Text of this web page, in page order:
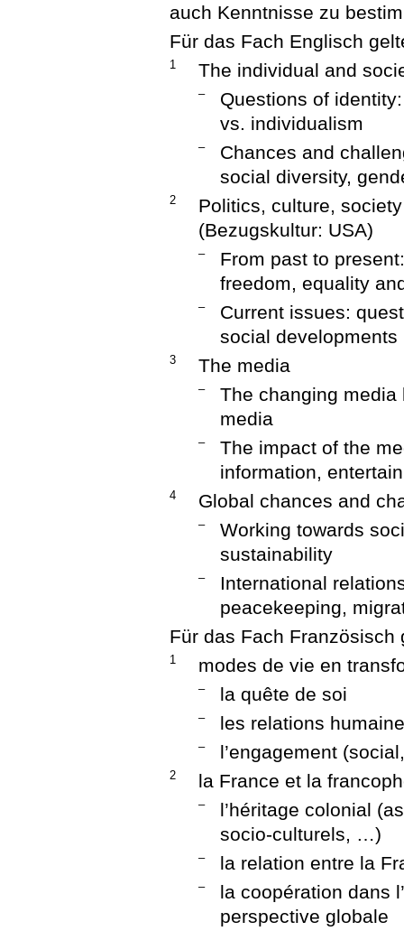
auch Kenntnisse zu
Für das Fach Englisch
1 The individual and
–
Questions of
vs. individualism
–
Chances and
social diversity,
2
Politics, culture,
(Bezugskultur: USA)
–
From past to
freedom, equality
–
Current issues:
social developments
3 The media
–
The changing
media
–
The impact of the
information,
4 Global chances and
–
Working towards
sustainability
–
International
peacekeeping,
Für das Fach
1 modes de vie en
– la quête de soi
– les relations
– l’engagement
2 la France et la
–
l’héritage colonial
socio-culturels, …)
– la relation entre la
–
la coopération dans
perspective globale